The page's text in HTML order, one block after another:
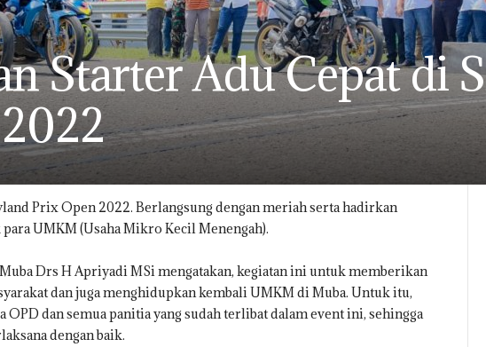
Starter Adu Cepat di
Prix Open 2022. Berlangsung dengan meriah serta hadirkan
UMKM (Usaha Mikro Kecil Menengah).
Muba Drs H Apriyadi MSi mengatakan, kegiatan ini untuk memberikan
dan juga menghidupkan kembali UMKM di Muba. Untuk itu,
OPD dan semua panitia yang sudah terlibat dalam event ini, sehingga
dengan baik.